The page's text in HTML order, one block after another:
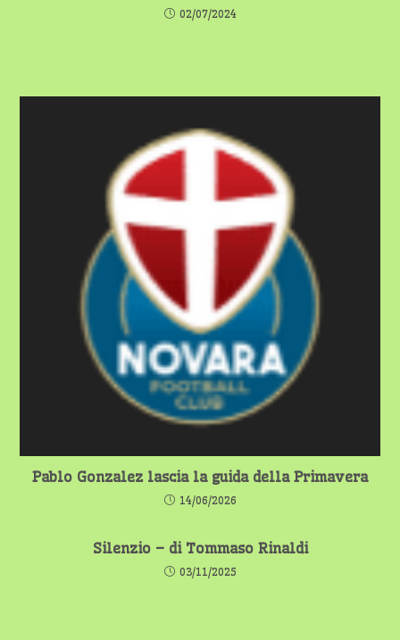
02/07/2024
Pablo Gonzalez lascia la guida della Primavera
14/06/2026
Silenzio – di Tommaso Rinaldi
03/11/2025